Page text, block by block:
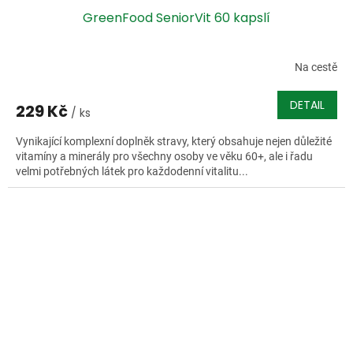
GreenFood SeniorVit 60 kapslí
Na cestě
229 Kč / ks DETAIL
Vynikající komplexní doplněk stravy, který obsahuje nejen důležité
vitamíny a minerály pro všechny osoby ve věku 60+, ale i řadu
velmi potřebných látek pro každodenní vitalitu...